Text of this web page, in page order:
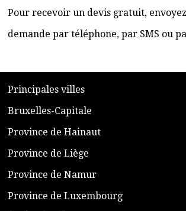
Pour recevoir un devis gratuit,
demande par téléphone, par SMS ou
​Principales villes
​Bruxelles-Capitale
​Province de Hainaut
Province de Liège
​Province de Namur
​Province de Luxembourg